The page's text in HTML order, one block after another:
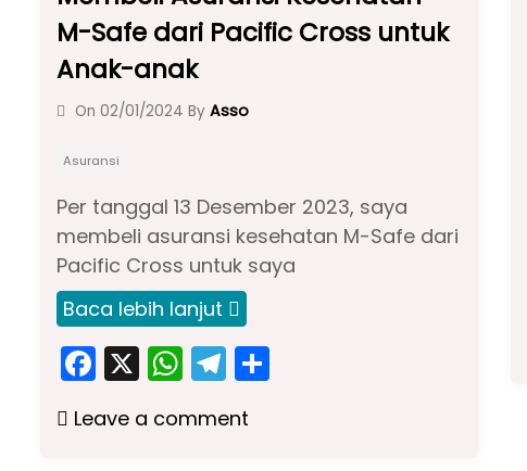
M-Safe dari Pacific Cross untuk
Anak-anak
On 02/01/2024 By Asso
Asuransi
Per tanggal 13 Desember 2023, saya
membeli asuransi kesehatan M-Safe dari
Pacific Cross untuk saya
Baca lebih lanjut
F
a
c
X W
h
a
T
el
e
Leave a comment